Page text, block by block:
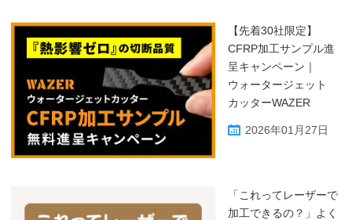
【先着30社限定】
CFRP加工サンプル進
呈キャンペーン｜
ウォータージェット
カッターWAZER
2026年01月27日
「これってレーザーで
加工できるの？」よく